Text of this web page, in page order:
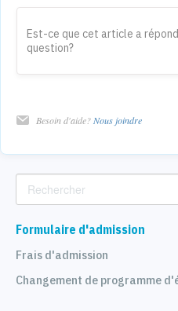
Est-ce que cet article a
question?
Besoin d'aide?Nous joindre
Formulaire d'admission
Frais d'admission
Changement de programme